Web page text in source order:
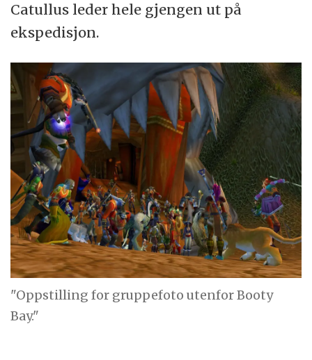
Catullus leder hele gjengen ut på
ekspedisjon.
"Oppstilling for gruppefoto utenfor Booty
Bay."